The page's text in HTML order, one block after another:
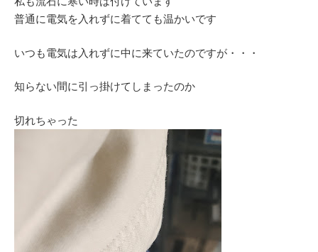
普通に電気を入れずに着てても温かいです
いつも電気は入れずに中に来ていたのですが・・・
知らない間に引っ掛けてしまったのか
切れちゃった